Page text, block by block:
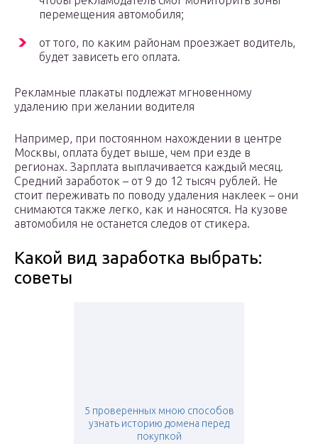
перемещения автомобиля;
от того, по каким районам проезжает водитель,
будет зависеть его оплата.
Рекламные плакаты подлежат мгновенному
удалению при желании водителя
Например, при постоянном нахождении в центре
Москвы, оплата будет выше, чем при езде в
регионах. Зарплата выплачивается каждый месяц.
Средний заработок – от 9 до 12 тысяч рублей. Не
стоит переживать по поводу удаления наклеек – они
снимаются также легко, как и наносятся. На кузове
автомобиля не останется следов от стикера.
Какой вид заработка выбрать:
советы
5 проверенных мною способов
узнать историю домена перед
покупкой